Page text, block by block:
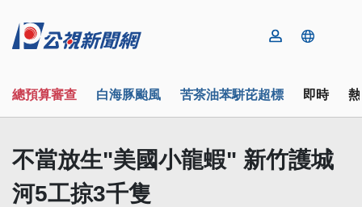
總預算審查 白海豚颱風 苦茶油苯駢芘超標 即時
不當放生"美國小龍蝦" 新竹護城
河5工掠3千隻